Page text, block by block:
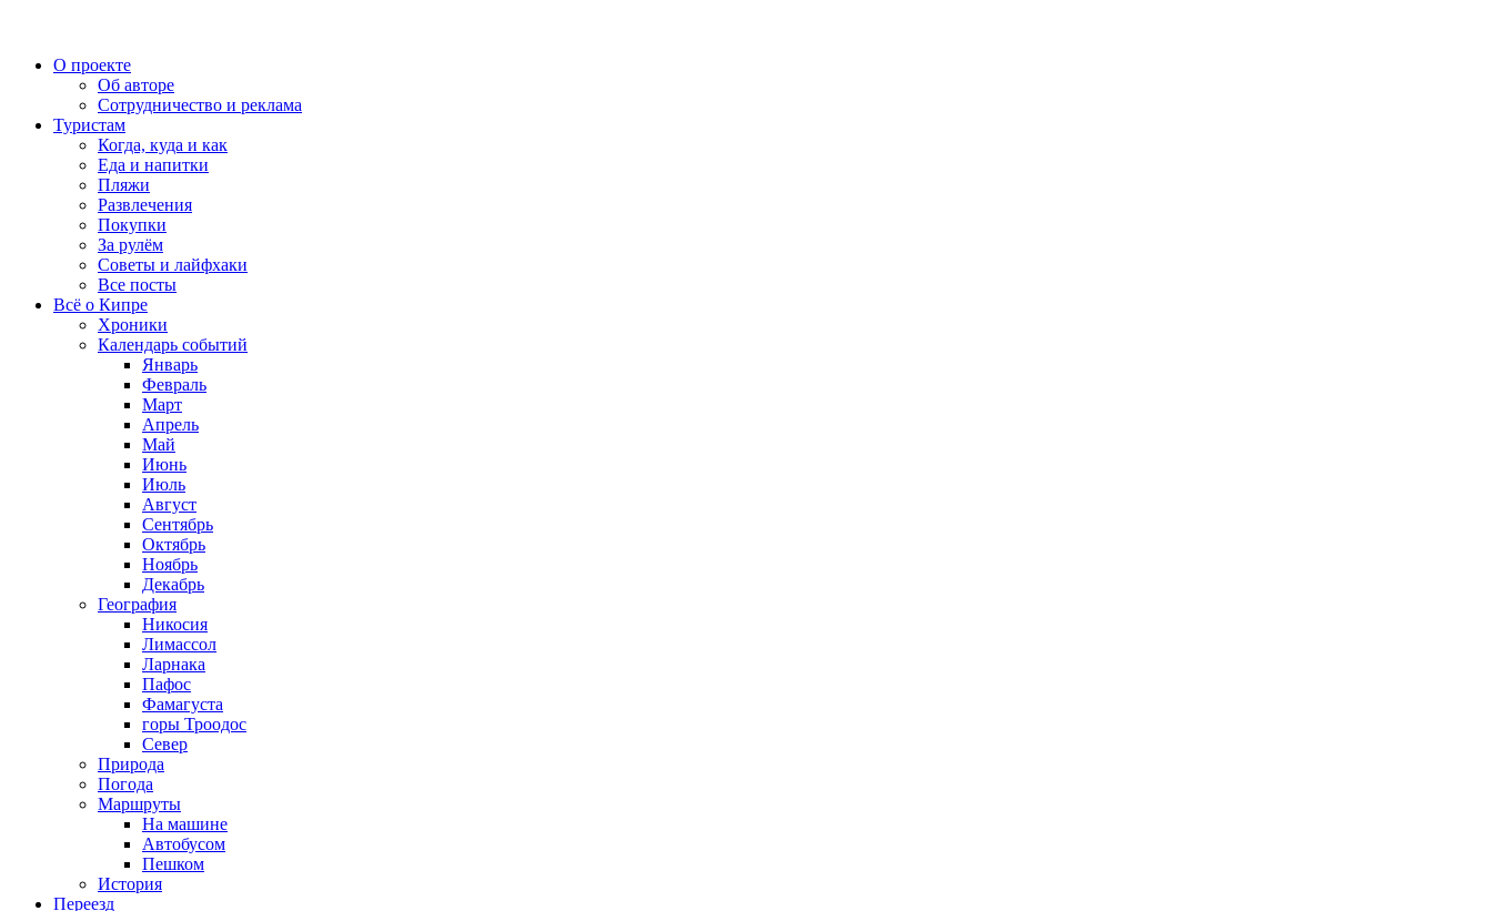
О проекте
Об авторе
Сотрудничество и реклама
Туристам
Когда, куда и как
Еда и напитки
Пляжи
Развлечения
Покупки
За рулём
Советы и лайфхаки
Все посты
Всё о Кипре
Хроники
Календарь событий
Январь
Февраль
Март
Апрель
Май
Июнь
Июль
Август
Сентябрь
Октябрь
Ноябрь
Декабрь
География
Никосия
Лимассол
Ларнака
Пафос
Фамагуста
горы Троодос
Север
Природа
Погода
Маршруты
На машине
Автобусом
Пешком
История
Переезд